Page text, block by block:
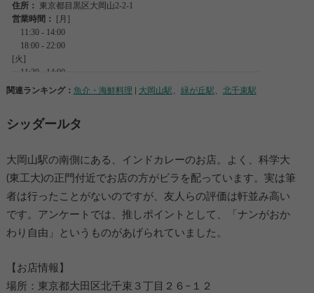
関連ランキング： 魚介・海鮮料理 大岡山駅 緑が丘駅 北千束駅
シッダールタ
大岡山駅の南側にある、インドカレーのお店。よく、科学大
(東工大)の正門付近でお店の方がビラを配っています。実は筆
者は行ったことがないのですが、友人らの評価は軒並み高い
です。アンケートでは、推しポイントとして、「ナンがおか
わり自由」というものがあげられていました。
【お店情報】
場所：東京都大田区北千束３丁目２６−１２